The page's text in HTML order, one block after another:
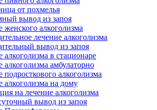
от похмелья
вывод из запоя
женского алкоголизма
лечение алкоголизма
вывод из запоя
алкоголизма в стационаре
алкоголизма амбулаторно
подросткового алкоголизма
алкоголизма на дому
на лечение алкоголизма
вывод из запоя